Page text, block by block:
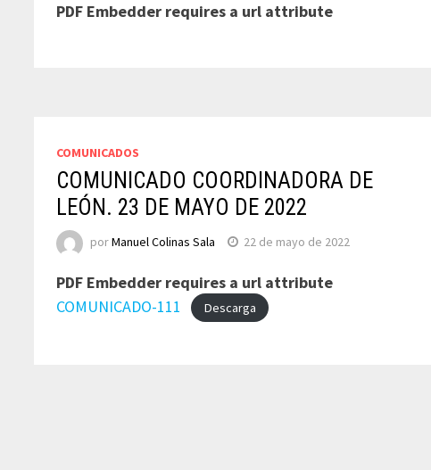
PDF Embedder requires a url attribute
COMUNICADOS
COMUNICADO COORDINADORA DE
LEÓN. 23 DE MAYO DE 2022
porManuel Colinas Sala 22 de mayo de 2022
PDF Embedder requires a url attribute
COMUNICADO-111
Descarga